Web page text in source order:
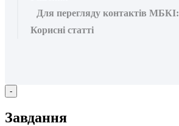
Для перегляду контактів МБКІ:
Корисні статті
-
Завдання